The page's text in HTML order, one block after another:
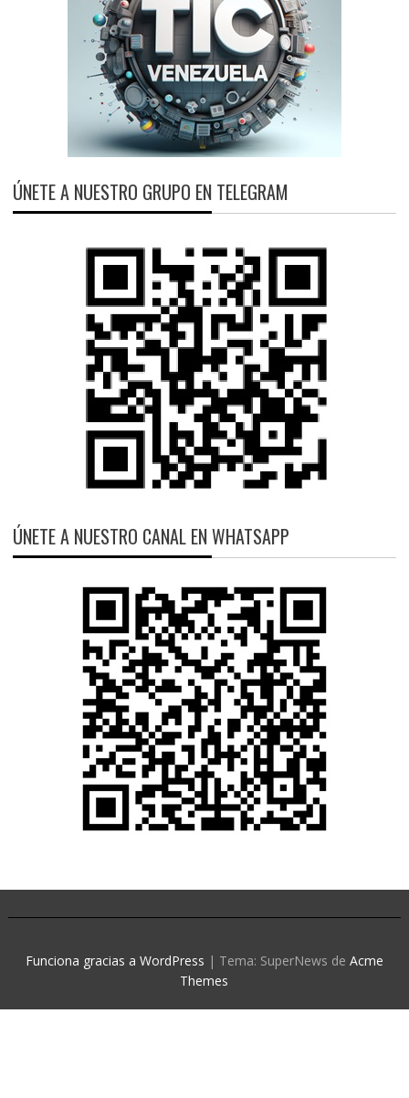
ÚNETE A NUESTRO GRUPO EN TELEGRAM
ÚNETE A NUESTRO CANAL EN WHATSAPP
Funciona gracias a WordPress | Tema: SuperNews de Acme
Themes